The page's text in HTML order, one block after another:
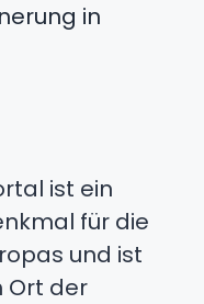
in
ist ein
für die
und ist
Ort der